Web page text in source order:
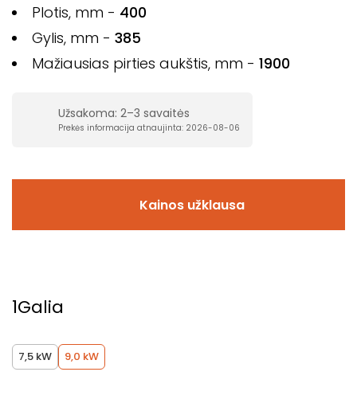
Plotis, mm - 400
Gylis, mm - 385
Mažiausias pirties aukštis, mm - 1900
Užsakoma: 2–3 savaitės
Prekės informacija atnaujinta: 2026-08-06
Kainos užklausa
1Galia
7,5 kW 9,0 kW